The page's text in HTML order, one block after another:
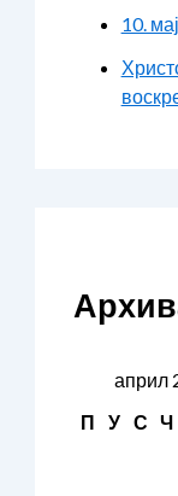
10.
април
П
У С Ч